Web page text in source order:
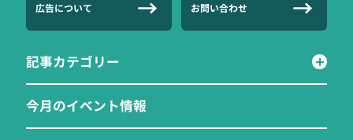
広告について お問い合わせ
記事カテゴリー
今月のイベント情報